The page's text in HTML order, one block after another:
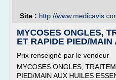
Site : http://
MYCOSES ONGLES,
ET RAPIDE PIED/MAIN
Prix renseigné par le vendeur
MYCOSES ONGLES,
PIED/MAIN AUX HUILES